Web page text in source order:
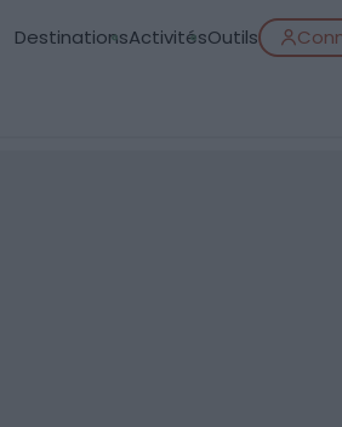
DestinationsActivitésOutils